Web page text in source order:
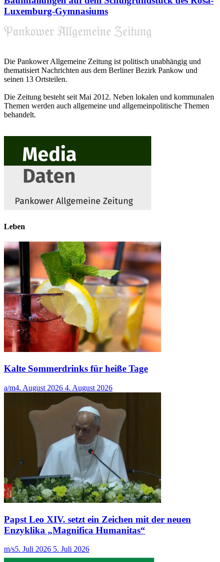
Luxemburg-Gymnasiums
Die Pankower Allgemeine Zeitung ist politisch unabhängig und
thematisiert Nachrichten aus dem Berliner Bezirk Pankow und
seinen 13 Ortsteilen.
Die Zeitung besteht seit Mai 2012. Neben lokalen und kommunalen
Themen werden auch allgemeine und allgemeinpolitische Themen
behandelt.
Leben
Kalte Sommerdrinks für heiße Tage
a/m4. August 2026 4. August 2026
Papst Leo XIV. setzt ein Zeichen mit der neuen
Enzyklika „Magnifica Humanitas“
m/s5. Juli 2026 5. Juli 2026